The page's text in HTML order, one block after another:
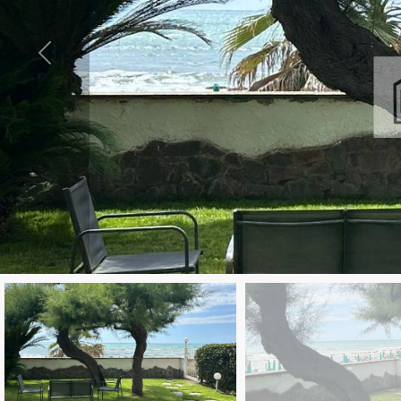
Comune
Tipologia
-
multiscelta
Qualsiasi
Residenziali